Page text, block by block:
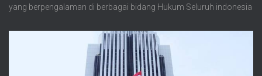
yang berpengalaman di berbagai bidang Hukum Seluruh indonesia